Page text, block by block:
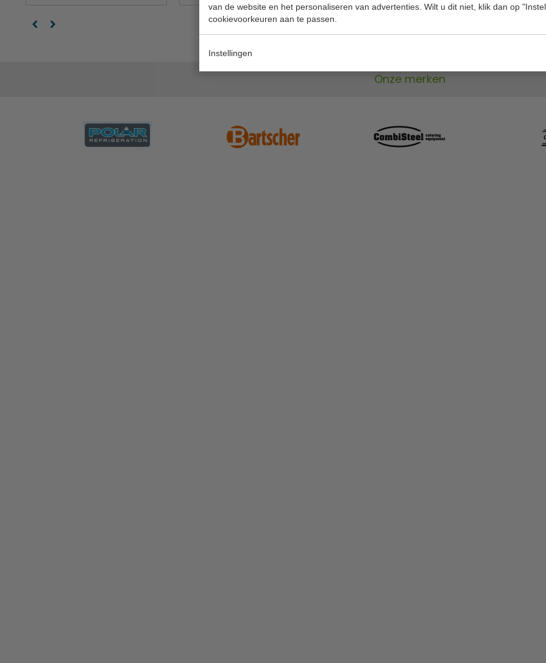
van de website en het personaliseren van advertenties. Wilt u dit niet, klik dan op
cookievoorkeuren aan te passen.
Instellingen
Onze merken